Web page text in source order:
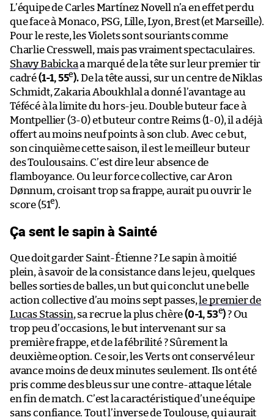
L’équipe de Carles Martínez Novell n’a en effet perdu
que face à Monaco, PSG, Lille, Lyon, Brest (et Marseille).
Pour le reste, les Violets sont souriants comme
Charlie Cresswell, mais pas vraiment spectaculaires.
Shavy Babickaa marqué de la tête sur leur premier tir
cadré(1-1, 55e).De la tête aussi, sur un centre de Niklas
Schmidt, Zakaria Aboukhlal a donné l’avantage au
Téfécé à la limite du hors-jeu. Double buteur face à
Montpellier (3-0) et buteur contre Reims (1-0), il a déjà
offert au moins neuf points à son club. Avec ce but,
son cinquième cette saison, il est le meilleur buteur
des Toulousains. C’est dire leur absence de
flamboyance. Ou leur force collective, car Aron
Dønnum, croisant trop sa frappe, aurait pu ouvrir le
score (51e).
Ça sent le sapin à Sainté
Que doit garder Saint-Étienne ? Le sapin à moitié
plein, à savoir de la consistance dans le jeu, quelques
belles sorties de balles, un but qui conclut une belle
action collective d’au moins sept passes, le premier de
Lucas Stassin, sa recrue la plus chère(0-1, 53e)? Ou
trop peu d’occasions, le but intervenant sur sa
première frappe, et de la fébrilité ? Sûrement la
deuxième option. Ce soir, les Verts ont conservé leur
avance moins de deux minutes seulement. Ils ont été
pris comme des bleus sur une contre-attaque létale
en fin de match. C’est la caractéristique d’une équipe
sans confiance. Tout l’inverse de Toulouse, qui aurait